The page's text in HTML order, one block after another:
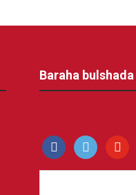
Baraha bulshada
facebook500px youtube